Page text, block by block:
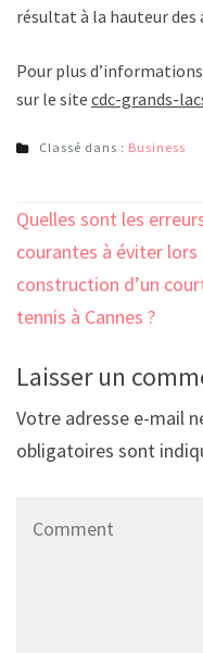
résultat à la hauteur
Pour plus
sur le site cdc-grands-
Classé dans : Business
Navigation
de
l’article
Quelles sont les
courantes à éviter lors
construction d’un
tennis à Cannes ?
Laisser un
Votre adresse e-mail
obligatoires sont